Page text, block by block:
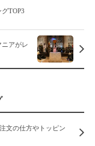
TOP3
アがレ
文の仕方やトッピン